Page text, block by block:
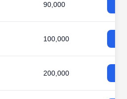
90,000
100,000
200,000